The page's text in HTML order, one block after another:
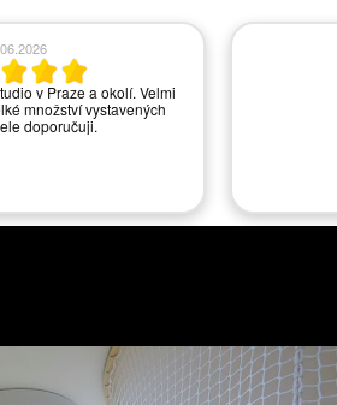
v Praze a okolí. Velmi
množství vystavených
doporučuji.